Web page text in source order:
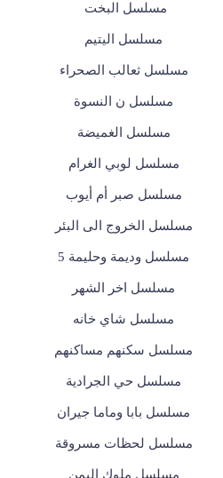
مسلسل البخت
مسلسل اليتيم
مسلسل ثعالب الصحراء
مسلسل ن النسوة
مسلسل الغميضة
مسلسل لوبي الغرام
مسلسل صبر أم أيوب
مسلسل الخروج الى البئر
مسلسل وديمة وحليمة 5
مسلسل اخر الشهر
مسلسل شاي خانه
مسلسل سكنهم مساكنهم
مسلسل حي الجرادية
مسلسل بابا وماما جيران
مسلسل لحظات مسروقة
مسلسل ملوك اليمن